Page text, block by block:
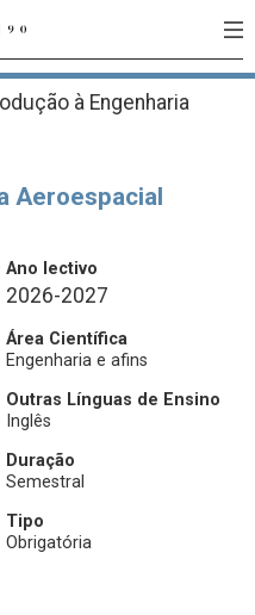
à Engenharia
Aeroespacial
Ano lectivo
2026-2027
Área Científica
Engenharia e afins
Outras Línguas de Ensino
Inglês
Duração
Semestral
Tipo
Obrigatória